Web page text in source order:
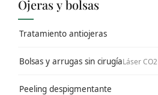
Ojeras y bolsas
Tratamiento antiojeras
Bolsas y arrugas sin cirugíaLáser CO2
Peeling despigmentante